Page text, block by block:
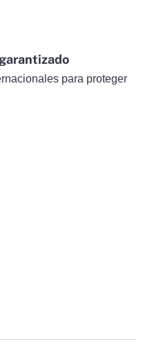
para proteger